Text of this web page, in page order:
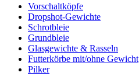
Vorschaltköpfe
Dropshot-Gewichte
Schrotbleie
Grundbleie
Glasgewichte & Rasseln
Futterkörbe mit/ohne Gewicht
Pilker